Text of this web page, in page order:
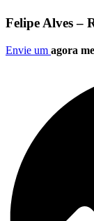
Felipe Alves –
Envie um agora